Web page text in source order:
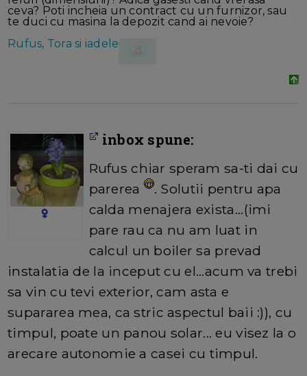
ceva? Poti incheia un contract cu un furnizor, sau
te duci cu masina la depozit cand ai nevoie?
Rufus, Tora si iadele
inbox spune:
Rufus chiar speram sa-ti dai cu
parerea
. Solutii pentru apa
calda menajera exista...(imi
pare rau ca nu am luat in
calcul un boiler sa prevad
instalatia de la inceput cu el...acum va trebi
sa vin cu tevi exterior, cam asta e
supararea mea, ca stric aspectul baii :)), cu
timpul, poate un panou solar... eu visez la o
arecare autonomie a casei cu timpul.